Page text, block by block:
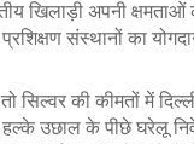
खिलाड़ी अपनी
संस्थानों का
सिल्वर की कीमतों में
हल्के उछाल के पीछे घरेलू